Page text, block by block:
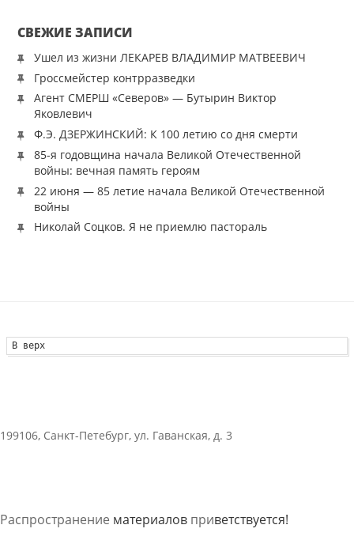
СВЕЖИЕ ЗАПИСИ
Ушел из жизни ЛЕКАРЕВ ВЛАДИМИР МАТВЕЕВИЧ
Гроссмейстер контрразведки
Агент СМЕРШ «Северов» — Бутырин Виктор
Яковлевич
Ф.Э. ДЗЕРЖИНСКИЙ: К 100 летию со дня смерти
85-я годовщина начала Великой Отечественной
войны: вечная память героям
22 июня — 85 летие начала Великой Отечественной
войны
Николай Соцков. Я не приемлю пастораль
В верх
199106, Санкт-Петебург, ул. Гаванская, д. 3
Распространение материалов приветствуется!